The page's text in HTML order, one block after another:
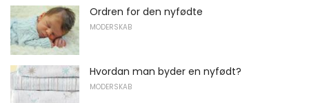
Ordren for den nyfødte
MODERSKAB
Hvordan man byder en nyfødt?
MODERSKAB